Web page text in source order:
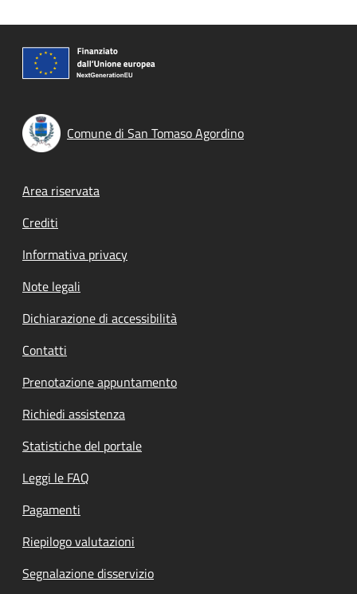
Comune di San Tomaso Agordino
Footer menu
Area riservata
Crediti
Informativa privacy
Note legali
Dichiarazione di accessibilità
Contatti
Prenotazione appuntamento
Richiedi assistenza
Statistiche del portale
Leggi le FAQ
Pagamenti
Riepilogo valutazioni
Segnalazione disservizio